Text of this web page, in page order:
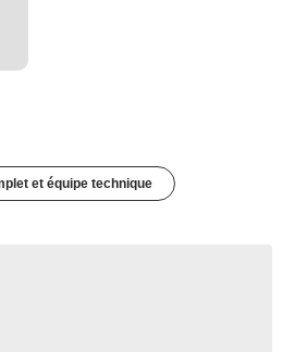
et équipe technique